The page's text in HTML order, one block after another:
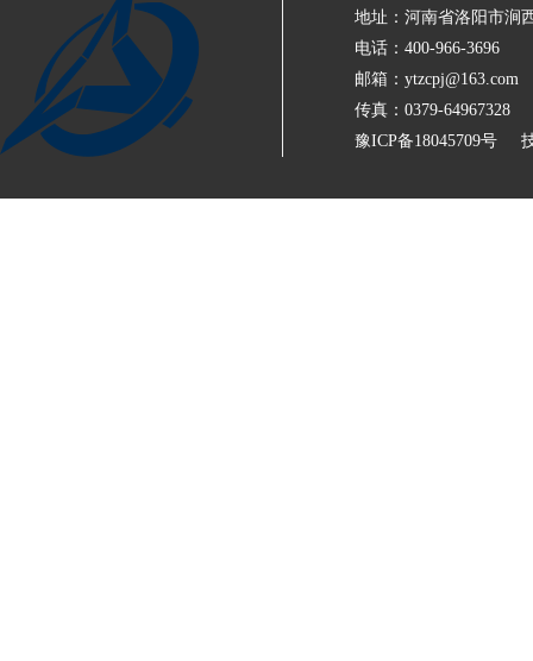
地址：河南省洛阳市涧
电话：400-966-3696
邮箱：ytzcpj@163.com
传真：0379-64967328
豫ICP备18045709号 技